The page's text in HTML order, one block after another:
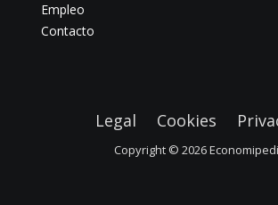
Empleo
Contacto
Legal Cookies
Copyright © 2026